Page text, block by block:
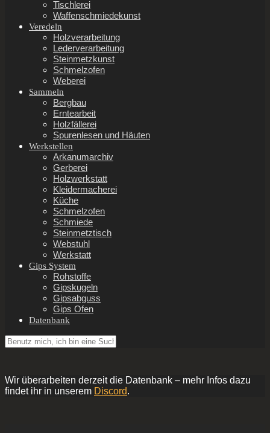
Tischlerei
Waffenschmiedekunst
Veredeln
Holzverarbeitung
Lederverarbeitung
Steinmetzkunst
Schmelzofen
Weberei
Sammeln
Bergbau
Erntearbeit
Holzfällerei
Spurenlesen und Häuten
Werkstellen
Arkanumarchiv
Gerberei
Holzwerkstatt
Kleidermacherei
Küche
Schmelzofen
Schmiede
Steinmetztisch
Webstuhl
Werkstatt
Gips System
Rohstoffe
Gipskugeln
Gipsabguss
Gips Ofen
Datenbank
Wir überarbeiten derzeit die Datenbank – mehr Infos dazu
findet ihr in unserem Discord.